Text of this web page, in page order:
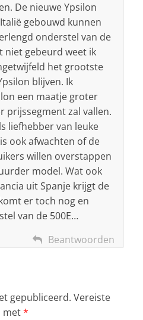
De nieuwe Ypsilon
gebouwd kunnen
onderstel van de
niet gebeurd weet ik
het grootste
blijven. Ik
een maatje groter
prijssegment zal vallen.
liefhebber van leuke
ook afwachten of de
willen overstappen
model. Wat ook
uit Spanje krijgt de
er toch nog en
van de 500E…
Beantwoorden
gepubliceerd. Vereiste
met*